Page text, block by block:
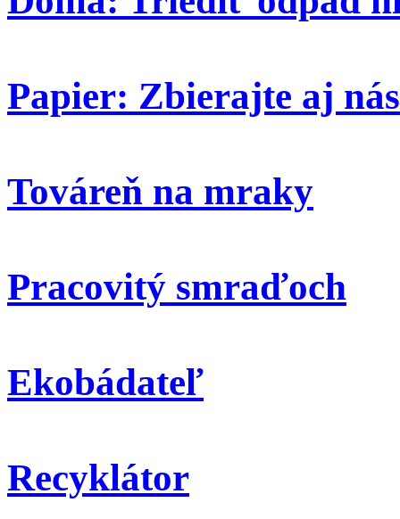
Papier: Zbierajte aj
Továreň na mraky
Pracovitý smraďoch
Ekobádateľ
Recyklátor